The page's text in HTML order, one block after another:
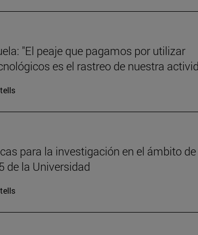
"El peaje que pagamos por utilizar
es el rastreo de nuestra
para la investigación en el ámbito
de la Universidad